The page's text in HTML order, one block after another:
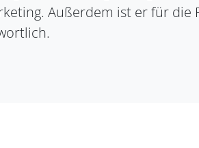
Außerdem ist er für die